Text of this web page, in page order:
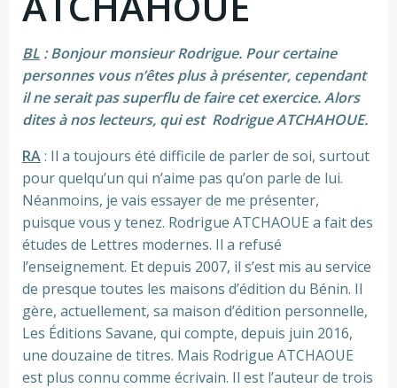
BL : Bonjour monsieur Rodrigue. Pour certaine
personnes vous n’êtes plus à présenter, cependant
il ne serait pas superflu de faire cet exercice. Alors
dites à nos lecteurs, qui est Rodrigue ATCHAHOUE.
RA: Il a toujours été difficile de parler de soi, surtout
pour quelqu’un qui n’aime pas qu’on parle de lui.
Néanmoins, je vais essayer de me présenter,
puisque vous y tenez. Rodrigue ATCHAOUE a fait des
études de Lettres modernes. Il a refusé
l’enseignement. Et depuis 2007, il s’est mis au service
de presque toutes les maisons d’édition du Bénin. Il
gère, actuellement, sa maison d’édition personnelle,
Les Éditions Savane, qui compte, depuis juin 2016,
une douzaine de titres. Mais Rodrigue ATCHAOUE
est plus connu comme écrivain. Il est l’auteur de trois